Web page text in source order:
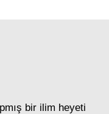
bir ilim heyeti